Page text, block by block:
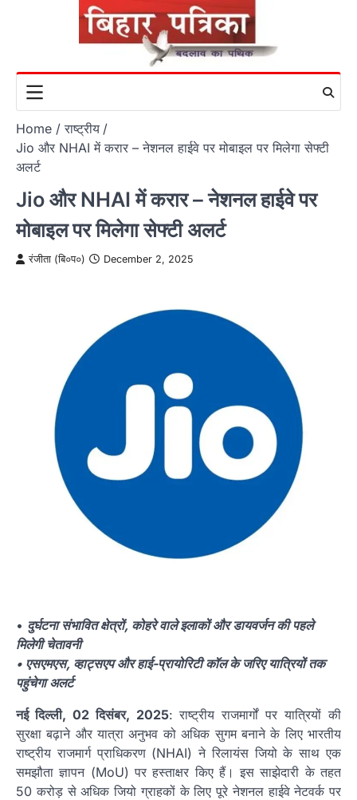
Home
राष्ट्रीय
Jio और NHAI में करार – नेशनल हाईवे पर मोबाइल पर मिलेगा सेफ्टी
अलर्ट
Jio और NHAI में करार – नेशनल हाईवे पर
मोबाइल पर मिलेगा सेफ्टी अलर्ट
रंजीता (बि०प०) December 2, 2025
• दुर्घटना संभावित क्षेत्रों, कोहरे वाले इलाकों और डायवर्जन की पहले
मिलेगी चेतावनी
• एसएमएस, व्हाट्सएप और हाई-प्रायोरिटी कॉल के जरिए यात्रियों तक
पहुंचेगा अलर्ट
नई दिल्ली, 02 दिसंबर, 2025: राष्ट्रीय राजमार्गों पर यात्रियों की
सुरक्षा बढ़ाने और यात्रा अनुभव को अधिक सुगम बनाने के लिए भारतीय
राष्ट्रीय राजमार्ग प्राधिकरण (NHAI) ने रिलायंस जियो के साथ एक
समझौता ज्ञापन (MoU) पर हस्ताक्षर किए हैं। इस साझेदारी के तहत
50 करोड़ से अधिक जियो ग्राहकों के लिए पूरे नेशनल हाईवे नेटवर्क पर